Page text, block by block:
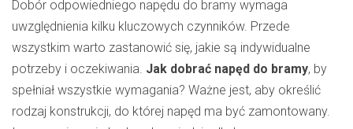
Dobór odpowiedniego napędu do bramy wymaga
uwzględnienia kilku kluczowych czynników. Przede
wszystkim warto zastanowić się, jakie są indywidualne
potrzeby i oczekiwania. Jak dobrać napęd do bramy, by
spełniał wszystkie wymagania? Ważne jest, aby określić
rodzaj konstrukcji, do której napęd ma być zamontowany.